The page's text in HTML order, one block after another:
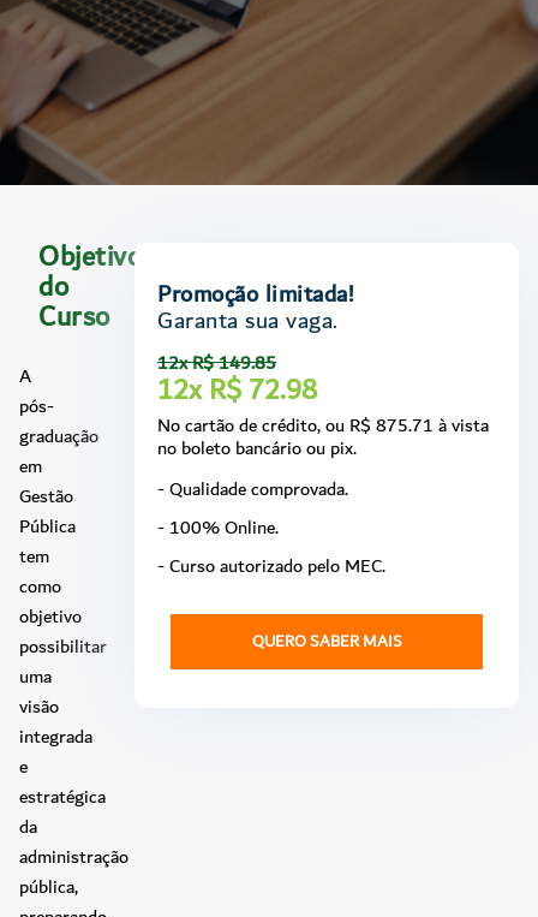
Objetivo
do
Curso
A
pós-
graduação
em
Gestão
Pública
tem
como
objetivo
possibilitar
uma
visão
integrada
e
estratégica
da
administração
pública,
Promoção limitada!
Garanta sua vaga.
12x R$ 149.85
12x R$ 72.98
No cartão de crédito, ou R$ 875.71 à vista
no boleto bancário ou pix.
- Qualidade comprovada.
- 100% Online.
- Curso autorizado pelo MEC.
QUERO SABER MAIS